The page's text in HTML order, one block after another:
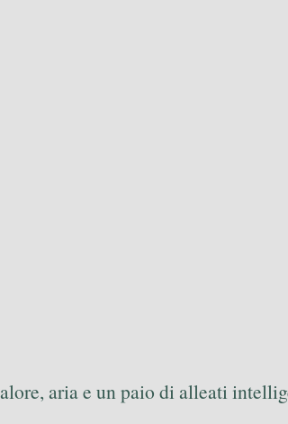
aria e un paio di alleati